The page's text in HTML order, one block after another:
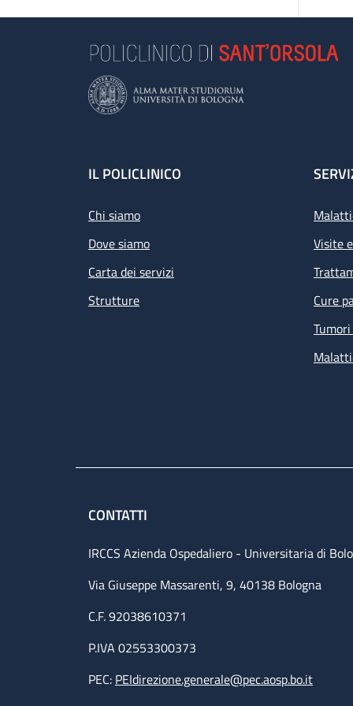
Footer
IL POLICLINICO
Chi siamo
Dove siamo
Carta dei servizi
Strutture
Visite
Cure
CONTATTI
IRCCS Azienda Ospedaliero - Universitaria di
Via Giuseppe Massarenti, 9, 40138 Bologna
C.F. 92038610371
P.IVA 02553300373
PEC: PEIdirezione.generale@pec.aosp.bo.it